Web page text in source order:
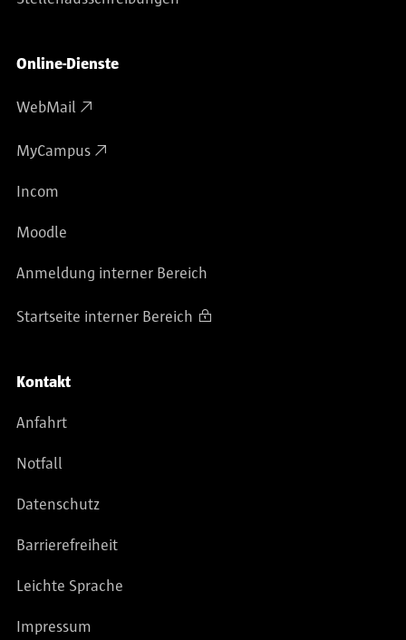
Online-Dienste
WebMail
MyCampus
Incom
Moodle
Anmeldung interner Bereich
Startseite interner Bereich
Kontakt
Anfahrt
Notfall
Datenschutz
Barrierefreiheit
Leichte Sprache
Impressum